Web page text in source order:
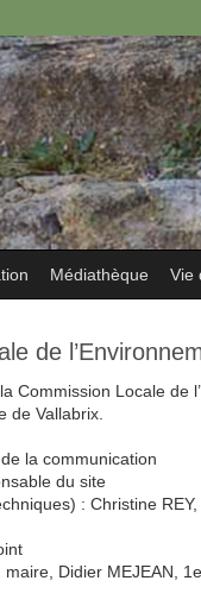
Médiathèque Vie
de
Locale de
de Vallabrix.
la communication
du site
: Christine
Didier MEJEAN,